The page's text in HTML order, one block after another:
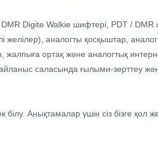
Digite Walkie шифтері, PDT / DMR
аналогты қосқыштар,
жалпыға ортақ және аналогтық
саласында ғылыми-зерттеу және
білу. Анықтамалар үшін сіз бізге қол